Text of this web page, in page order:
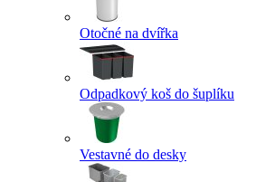
Otočné na dvířka
Odpadkový koš do šuplíku
Vestavné do desky